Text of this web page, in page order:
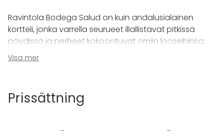
Ravintola Bodega Salud on kuin andalusialainen
kortteli, jonka varrella seurueet illallistavat pitkissä
pöydissä ja perheet kokoontuvat omiin looseihinsa.
Saludin sokkeloinen ruokaravintola kabinetteineen
tarjoaa myös oivalliset puitteet erilaisille yritys- tai
Kabinetti 1 sopii mainiosti kokouksiin ja intiimeihin
Visa mer
Prissättning
- -